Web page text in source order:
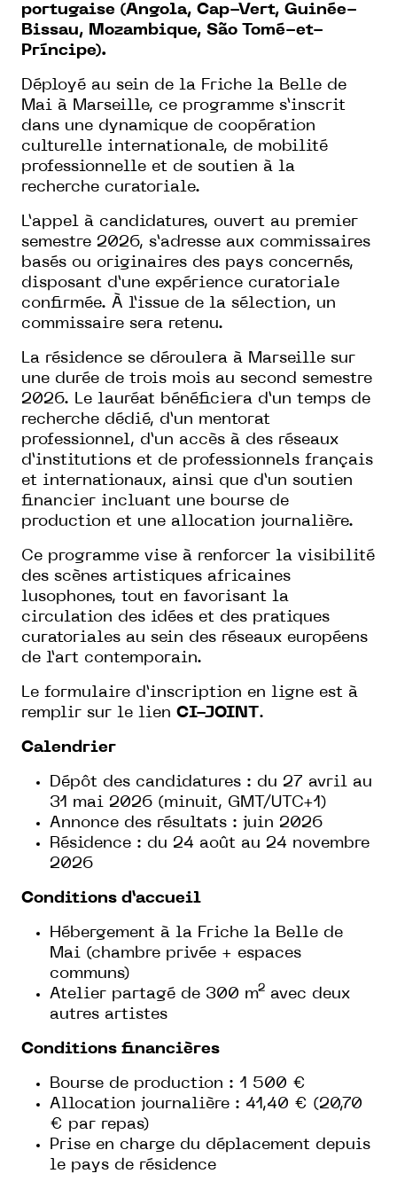
portugaise (Angola, Cap-Vert, Guinée-
Bissau, Mozambique, São Tomé-et-
Príncipe).
Déployé au sein de la Friche la Belle de
Mai à Marseille, ce programme s’inscrit
dans une dynamique de coopération
culturelle internationale, de mobilité
professionnelle et de soutien à la
recherche curatoriale.
L’appel à candidatures, ouvert au premier
semestre 2026, s’adresse aux commissaires
basés ou originaires des pays concernés,
disposant d’une expérience curatoriale
confirmée. À l’issue de la sélection, un
commissaire sera retenu.
La résidence se déroulera à Marseille sur
une durée de trois mois au second semestre
2026. Le lauréat bénéficiera d’un temps de
recherche dédié, d’un mentorat
professionnel, d’un accès à des réseaux
d’institutions et de professionnels français
et internationaux, ainsi que d’un soutien
financier incluant une bourse de
production et une allocation journalière.
Ce programme vise à renforcer la visibilité
des scènes artistiques africaines
lusophones, tout en favorisant la
circulation des idées et des pratiques
curatoriales au sein des réseaux européens
de l’art contemporain.
Le formulaire d’inscription en ligne est à
remplir sur le lien CI-JOINT .
Calendrier
Dépôt des candidatures : du 27 avril au
31 mai 2026 (minuit, GMT/UTC+1)
Annonce des résultats : juin 2026
Résidence : du 24 août au 24 novembre
2026
Conditions d’accueil
Hébergement à la Friche la Belle de
Mai (chambre privée + espaces
communs)
Atelier partagé de 300 m² avec deux
autres artistes
Conditions financières
Bourse de production : 1 500 €
Allocation journalière : 41,40 € (20,70
€ par repas)
Prise en charge du déplacement depuis
le pays de résidence